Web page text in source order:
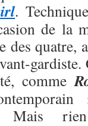
.
de la
des quatre,
comme
Mais